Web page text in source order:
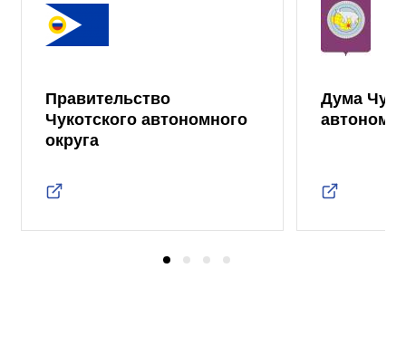
Правительство
Чукотского автономного
округа
Дума